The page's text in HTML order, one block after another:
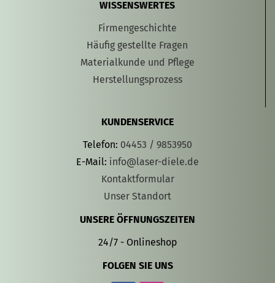
WISSENSWERTES
Firmengeschichte
Häufig gestellte Fragen
Materialkunde und Pflege
Herstellungsprozess
KUNDENSERVICE
Telefon: 04453 / 9853950
E-Mail: info@laser-diele.de
Kontaktformular
Unser Standort
UNSERE ÖFFNUNGSZEITEN
24/7 - Onlineshop
FOLGEN SIE UNS